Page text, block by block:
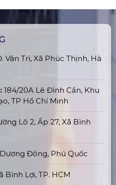
Vân Trì, Xã Phúc Thịnh, Hà
184/20A Lê Đình Cẩn, Khu
TP Hồ Chí Minh
Lô 2, Ấp 27, Xã Bình
Đông, Phú Quốc
Bình Lợi, TP. HCM